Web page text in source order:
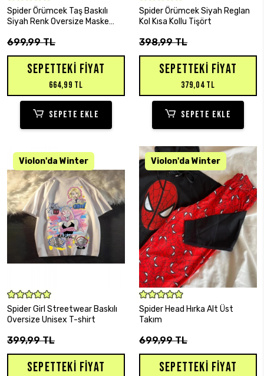
SEPETE EKLE
Spider Örümcek Taş Baskılı
Siyah Renk Oversize Maske
699,99 TL
SEPETTEKI FIYAT
664,99 TL
SEPETE EKLE
SEPETE EKLE
Spider Örümcek Siyah Reglan
Kol Kısa Kollu Tişört
398,99 TL
SEPETTEKI FIYAT
379,04 TL
SEPETE EKLE
SEPETE EKLE
Spider Girl Streetwear Baskılı
Oversize Unisex T-shirt
399,99 TL
SEPETTEKI FIYAT
SEPETE EKLE
Spider Head Hırka Alt Üst
Takım
699,99 TL
SEPETTEKI FIYAT